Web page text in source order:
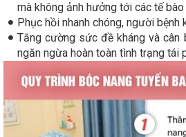
mà không ảnh hưởng tới các tế bào
Phục hồi nhanh chóng, người bệnh
Tăng cường sức đề kháng và
ngăn ngừa hoàn toàn tình trạng tái